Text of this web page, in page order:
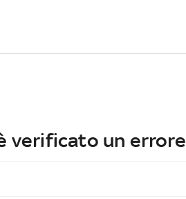
verificato un errore